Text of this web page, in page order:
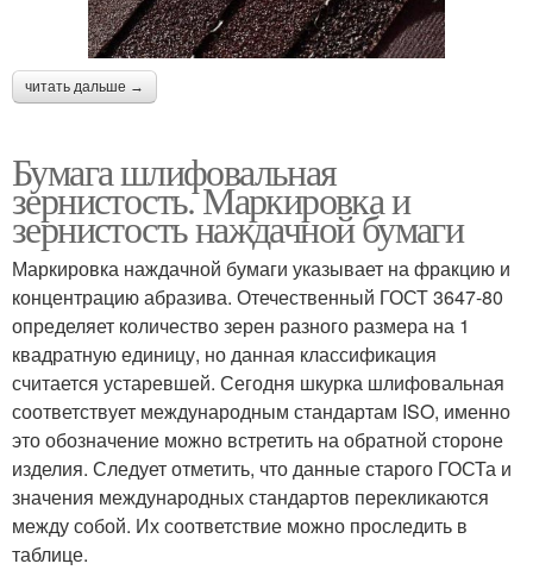
читать дальше →
Бумага шлифовальная
зернистость. Маркировка и
зернистость наждачной бумаги
Маркировка наждачной бумаги указывает на фракцию и
концентрацию абразива. Отечественный ГОСТ 3647-80
определяет количество зерен разного размера на 1
квадратную единицу, но данная классификация
считается устаревшей. Сегодня шкурка шлифовальная
соответствует международным стандартам ISO, именно
это обозначение можно встретить на обратной стороне
изделия. Следует отметить, что данные старого ГОСТа и
значения международных стандартов перекликаются
между собой. Их соответствие можно проследить в
таблице.